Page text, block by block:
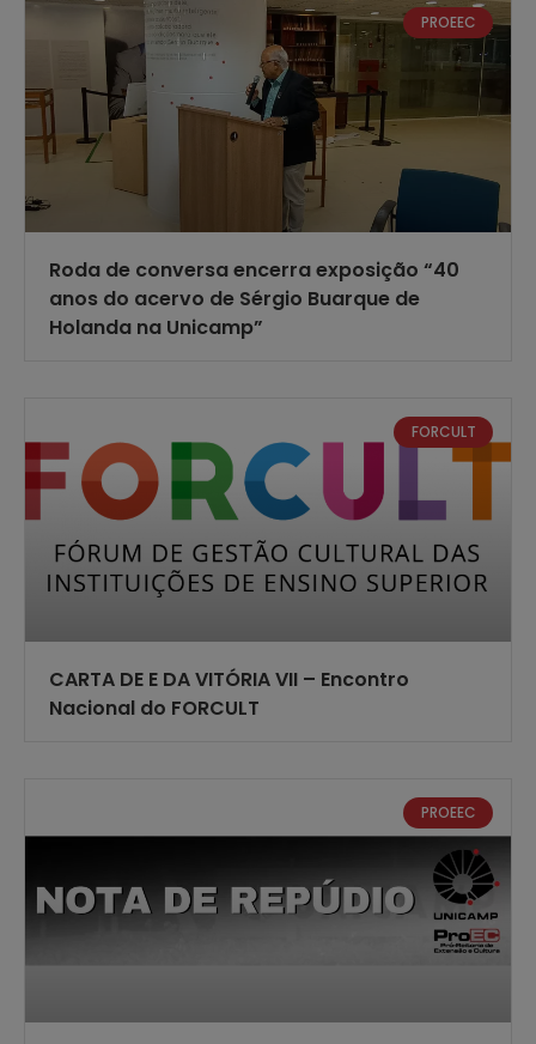
PROEEC
Roda de conversa encerra exposição “40
anos do acervo de Sérgio Buarque de
Holanda na Unicamp”
FORCULT
CARTA DE E DA VITÓRIA VII – Encontro
Nacional do FORCULT
PROEEC